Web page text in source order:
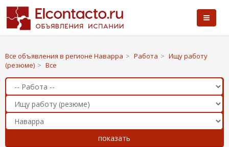
Все объявления в регионе Наварра > Работа > Ищу работу
(резюме) > Все